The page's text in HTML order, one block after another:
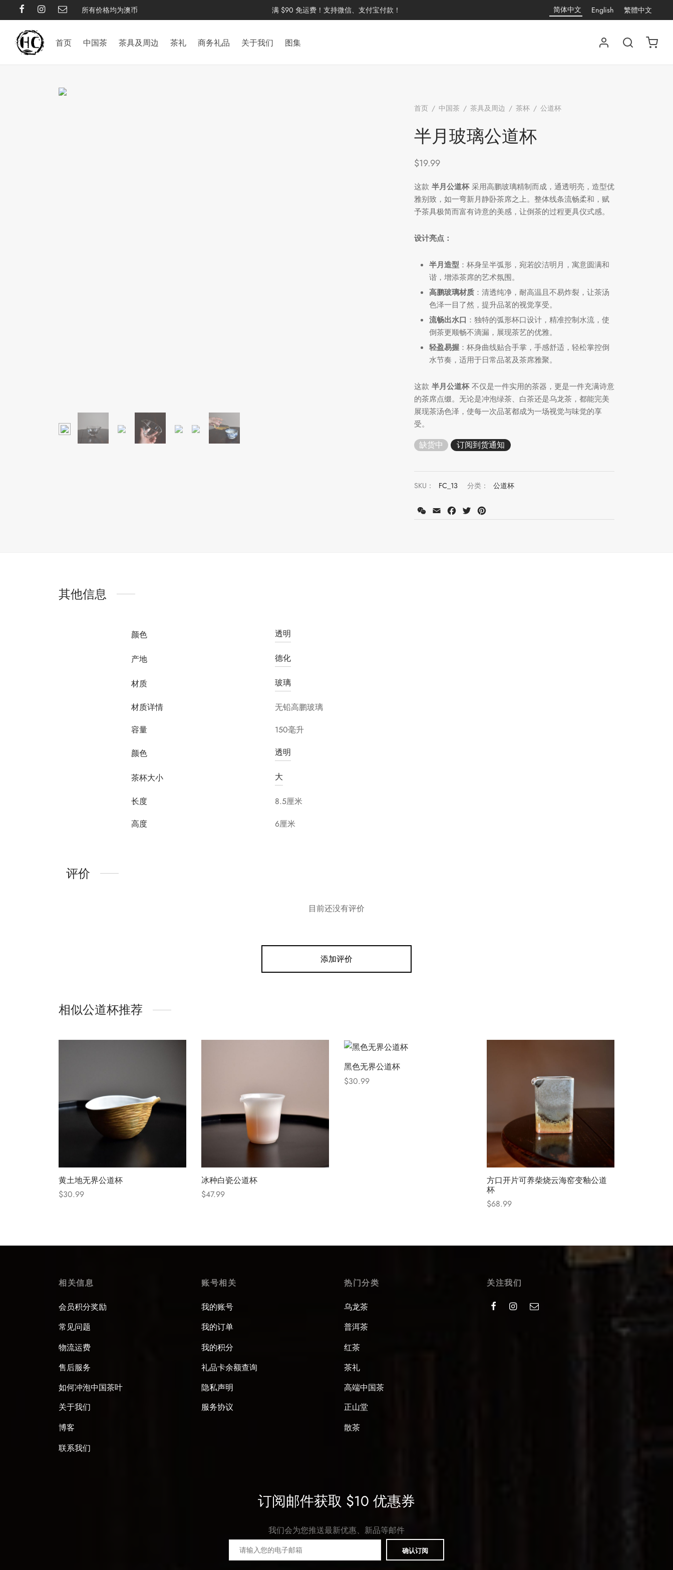
所有价格均为澳币 满 $90 免运费！支持微信、支付宝付款！ 简体中文 English 繁體中文
首页 中国茶 茶具及周边 茶礼 商务礼品 关于我们 图集
首页 / 中国茶 / 茶具及周边 / 茶杯 / 公道杯
半月玻璃公道杯
$19.99
这款 半月公道杯采用高鹏玻璃精制而成，通透明亮，造型优
雅别致，如一弯新月静卧茶席之上。整体线条流畅柔和，赋
予茶具极简而富有诗意的美感，让倒茶的过程更具仪式感。
设计亮点：
半月造型 ：杯身呈半弧形，宛若皎洁明月，寓意圆满和
谐，增添茶席的艺术氛围。
高鹏玻璃材质 ：清透纯净，耐高温且不易炸裂，让茶汤
色泽一目了然，提升品茗的视觉享受。
流畅出水口 ：独特的弧形杯口设计，精准控制水流，使
倒茶更顺畅不滴漏，展现茶艺的优雅。
轻盈易握 ：杯身曲线贴合手掌，手感舒适，轻松掌控倒
水节奏，适用于日常品茗及茶席雅聚。
这款 半月公道杯不仅是一件实用的茶器，更是一件充满诗意
的茶席点缀。无论是冲泡绿茶、白茶还是乌龙茶，都能完美
展现茶汤色泽，使每一次品茗都成为一场视觉与味觉的享
受。
缺货中
SKU： FC_13 分类： 公道杯
WeChat
Email Facebook
Twitter
其他信息
颜色 透明
产地 德化
材质 玻璃
材质详情
无铅高鹏玻璃
容量
150毫升
颜色 透明
茶杯大小 大
长度
8.5厘米
高度
6厘米
评价
目前还没有评价
添加评价
相似公道杯推荐
黄土地无界公道杯
$30.99
冰种白瓷公道杯
$47.99
黑色无界公道杯
$30.99
方口开片可养柴烧云海窑变釉公道
杯
$68.99
相关信息
会员积分奖励
常见问题
物流运费
售后服务
如何冲泡中国茶叶
关于我们
博客
联系我们
账号相关
我的账号
我的订单
我的积分
礼品卡余额查询
隐私声明
服务协议
热门分类
乌龙茶
普洱茶
红茶
茶礼
高端中国茶
正山堂
散茶
关注我们
订阅邮件获取 $10 优惠券
我们会为您推送最新优惠、新品等邮件
确认订阅